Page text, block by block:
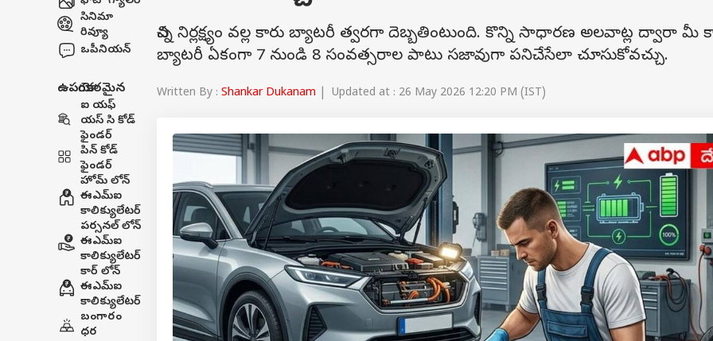
సినిమా
రివ్యూ
ఒపీనియన్
ఉపయోగకరమైన
ఐ యఫ్
యస్ సి కోడ్
ఫైండర్
పిన్ కోడ్
ఫైండర్
హోమ్ లోన్
ఈఎమ్ఐ
కాలిక్యులేటర్
పర్సనల్ లోన్
ఈఎమ్ఐ
కాలిక్యులేటర్
కార్ లోన్
ఈఎమ్ఐ
కాలిక్యులేటర్
బంగారం
ధర
చిన్న నిర్లక్ష్యం వల్ల కారు బ్యాటరీ త్వరగా దెబ్బతింటుంది. కొన్ని సాధారణ అలవాట్ల ద్వారా మీ
బ్యాటరీ ఏకంగా 7 నుండి 8 సంవత్సరాల పాటు సజావుగా పనిచేసేలా చూసుకోవచ్చు.
Written By : Shankar Dukanam | Updated at : 26 May 2026 12:20 PM (IST)